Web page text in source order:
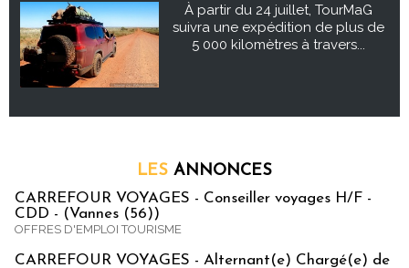
À partir du 24 juillet, TourMaG
suivra une expédition de plus de
5 000 kilomètres à travers...
LES ANNONCES
CARREFOUR VOYAGES - Conseiller voyages H/F -
CDD - (Vannes (56))
OFFRES D'EMPLOI TOURISME
CARREFOUR VOYAGES - Alternant(e) Chargé(e) de